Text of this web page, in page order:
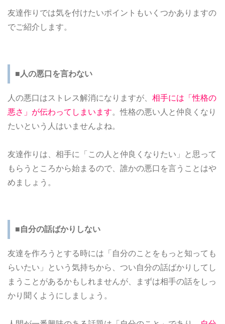
友達作りでは気を付けたいポイントもいくつかありますの
でご紹介します。
■人の悪口を言わない
人の悪口はストレス解消になりますが、 相手には「性格の
悪さ」が伝わってしまいます。性格の悪い人と仲良くなり
たいという人はいませんよね。
友達作りは、相手に「この人と仲良くなりたい」と思って
もらうところから始まるので、誰かの悪口を言うことはや
めましょう。
■自分の話ばかりしない
友達を作ろうとする時には「自分のことをもっと知っても
らいたい」という気持ちから、つい自分の話ばかりしてし
まうことがあるかもしれませんが、まずは相手の話をしっ
かり聞くようにしましょう。